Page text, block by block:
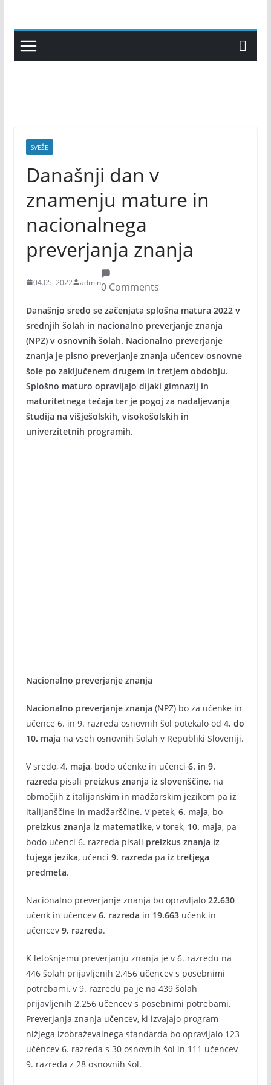
content
SVEŽE
Današnji dan v
znamenju mature in
nacionalnega
preverjanja znanja
04.05. 2022 admin0 Comments
Današnjo sredo se začenjata splošna matura 2022 v
srednjih šolah in nacionalno preverjanje znanja
(NPZ) v osnovnih šolah. Nacionalno preverjanje
znanja je pisno preverjanje znanja učencev osnovne
šole po zaključenem drugem in tretjem obdobju.
Splošno maturo opravljajo dijaki gimnazij in
maturitetnega tečaja ter je pogoj za nadaljevanja
študija na višješolskih, visokošolskih in
univerzitetnih programih.
Nacionalno preverjanje znanja
Nacionalno preverjanje znanja (NPZ) bo za učenke in
učence 6. in 9. razreda osnovnih šol potekalo od 4. do
10. maja na vseh osnovnih šolah v Republiki Sloveniji.
V sredo, 4. maja, bodo učenke in učenci 6. in 9.
razreda pisali preizkus znanja iz slovenščine, na
območjih z italijanskim in madžarskim jezikom pa iz
italijanščine in madžarščine. V petek, 6. maja, bo
preizkus znanja iz matematike, v torek, 10. maja, pa
bodo učenci 6. razreda pisali preizkus znanja iz
tujega jezika, učenci 9. razreda pa iz tretjega
predmeta.
Nacionalno preverjanje znanja bo opravljalo 22.630
učenk in učencev 6. razreda in 19.663učenk in
učencev 9. razreda.
K letošnjemu preverjanju znanja je v 6. razredu na
446 šolah prijavljenih 2.456 učencev s posebnimi
potrebami, v 9. razredu pa je na 439 šolah
prijavljenih 2.256 učencev s posebnimi potrebami.
Preverjanja znanja učencev, ki izvajajo program
nižjega izobraževalnega standarda bo opravljalo 123
učencev 6. razreda s 30 osnovnih šol in 111 učencev
9. razreda z 28 osnovnih šol.